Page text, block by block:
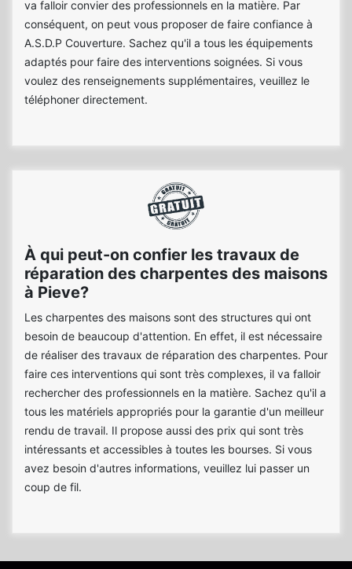
va falloir convier des professionnels en la matière. Par
conséquent, on peut vous proposer de faire confiance à
A.S.D.P Couverture. Sachez qu'il a tous les équipements
adaptés pour faire des interventions soignées. Si vous
voulez des renseignements supplémentaires, veuillez le
téléphoner directement.
À qui peut-on confier les travaux de
réparation des charpentes des maisons
à Pieve?
Les charpentes des maisons sont des structures qui ont
besoin de beaucoup d'attention. En effet, il est nécessaire
de réaliser des travaux de réparation des charpentes. Pour
faire ces interventions qui sont très complexes, il va falloir
rechercher des professionnels en la matière. Sachez qu'il a
tous les matériels appropriés pour la garantie d'un meilleur
rendu de travail. Il propose aussi des prix qui sont très
intéressants et accessibles à toutes les bourses. Si vous
avez besoin d'autres informations, veuillez lui passer un
coup de fil.